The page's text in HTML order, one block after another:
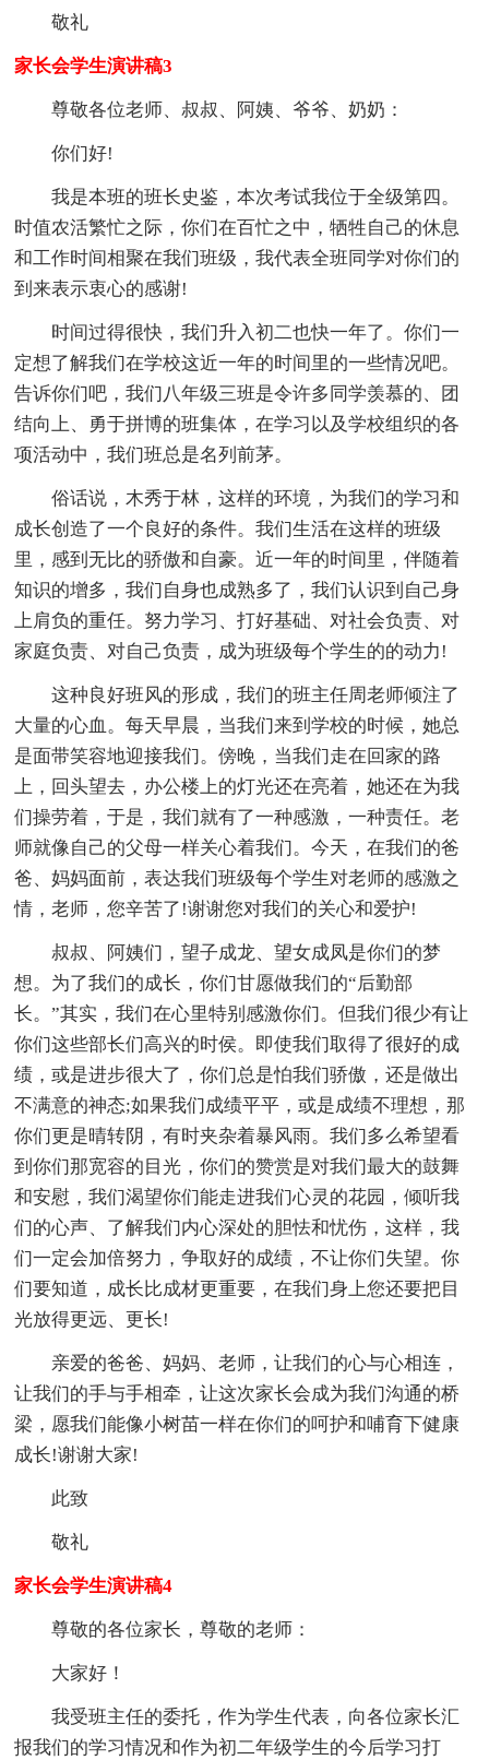
敬礼
家长会学生演讲稿3
尊敬各位老师、叔叔、阿姨、爷爷、奶奶：
你们好!
我是本班的班长史鉴，本次考试我位于全级第四。
时值农活繁忙之际，你们在百忙之中，牺牲自己的休息
和工作时间相聚在我们班级，我代表全班同学对你们的
到来表示衷心的感谢!
时间过得很快，我们升入初二也快一年了。你们一
定想了解我们在学校这近一年的时间里的一些情况吧。
告诉你们吧，我们八年级三班是令许多同学羡慕的、团
结向上、勇于拼博的班集体，在学习以及学校组织的各
项活动中，我们班总是名列前茅。
俗话说，木秀于林，这样的环境，为我们的学习和
成长创造了一个良好的条件。我们生活在这样的班级
里，感到无比的骄傲和自豪。近一年的时间里，伴随着
知识的增多，我们自身也成熟多了，我们认识到自己身
上肩负的重任。努力学习、打好基础、对社会负责、对
家庭负责、对自己负责，成为班级每个学生的的动力!
这种良好班风的形成，我们的班主任周老师倾注了
大量的心血。每天早晨，当我们来到学校的时候，她总
是面带笑容地迎接我们。傍晚，当我们走在回家的路
上，回头望去，办公楼上的灯光还在亮着，她还在为我
们操劳着，于是，我们就有了一种感激，一种责任。老
师就像自己的父母一样关心着我们。今天，在我们的爸
爸、妈妈面前，表达我们班级每个学生对老师的感激之
情，老师，您辛苦了!谢谢您对我们的关心和爱护!
叔叔、阿姨们，望子成龙、望女成凤是你们的梦
想。为了我们的成长，你们甘愿做我们的“后勤部
长。”其实，我们在心里特别感激你们。但我们很少有让
你们这些部长们高兴的时侯。即使我们取得了很好的成
绩，或是进步很大了，你们总是怕我们骄傲，还是做出
不满意的神态;如果我们成绩平平，或是成绩不理想，那
你们更是晴转阴，有时夹杂着暴风雨。我们多么希望看
到你们那宽容的目光，你们的赞赏是对我们最大的鼓舞
和安慰，我们渴望你们能走进我们心灵的花园，倾听我
们的心声、了解我们内心深处的胆怯和忧伤，这样，我
们一定会加倍努力，争取好的成绩，不让你们失望。你
们要知道，成长比成材更重要，在我们身上您还要把目
光放得更远、更长!
亲爱的爸爸、妈妈、老师，让我们的心与心相连，
让我们的手与手相牵，让这次家长会成为我们沟通的桥
梁，愿我们能像小树苗一样在你们的呵护和哺育下健康
成长!谢谢大家!
此致
敬礼
家长会学生演讲稿4
尊敬的各位家长，尊敬的老师：
大家好！
我受班主任的委托，作为学生代表，向各位家长汇
报我们的学习情况和作为初二年级学生的今后学习打